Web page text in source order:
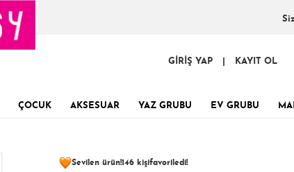
GİRİŞ YAP KAYIT OL
ÇOCUK AKSESUAR YAZ GRUBU EV GRUBU
Sevilen ürün!146 kişifavoriledi!